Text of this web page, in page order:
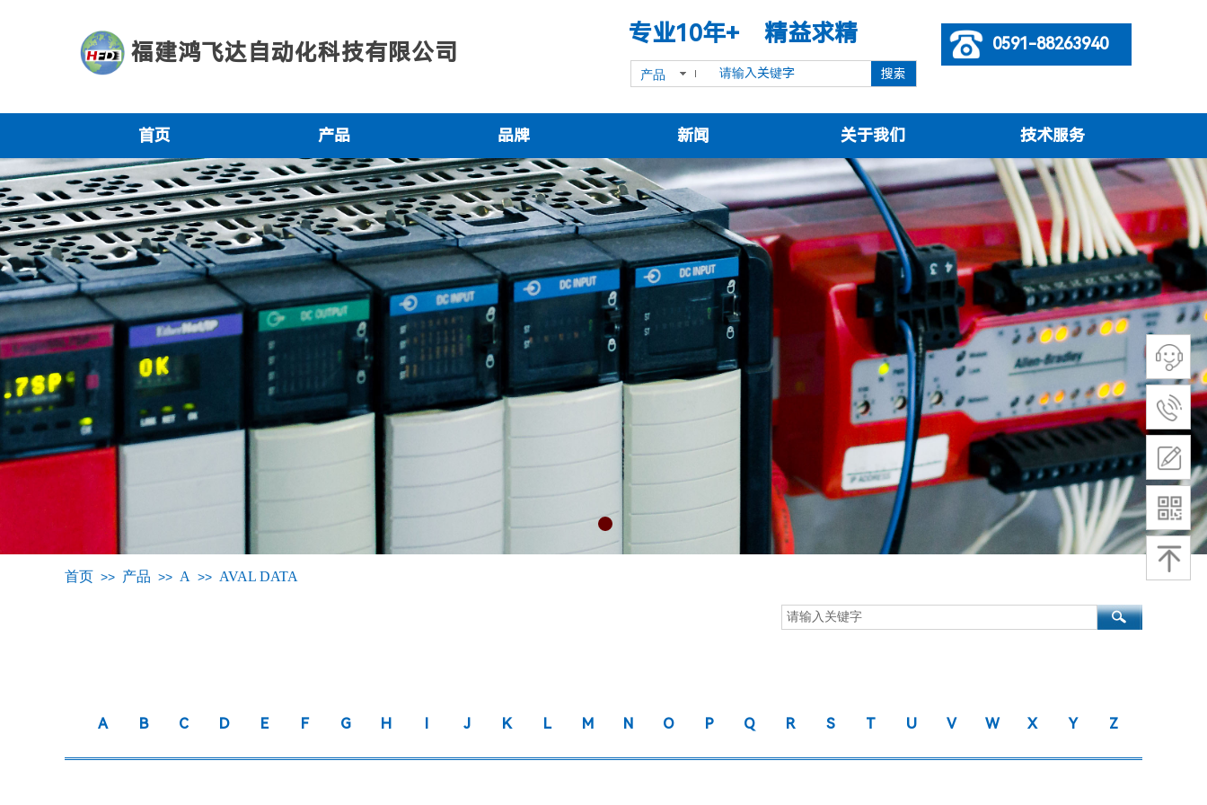
福建鸿飞达自动化科技有限公司
专业10年+ 精益求精 0591-88263940
产品 搜索
首页 产品 品牌 新闻 关于我们 技术服务
首页 >> 产品 >> A >> AVAL DATA
A B C D E F G H I J K L M N O P Q R S T U V W X Y Z